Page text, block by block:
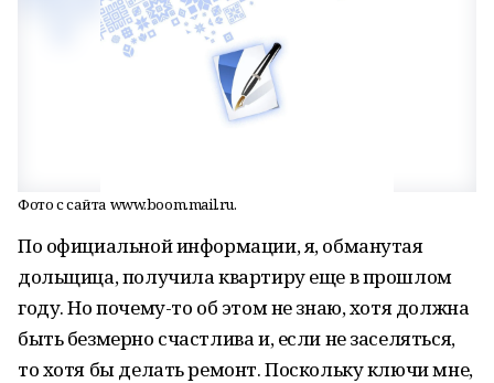
Фото с сайта www.boom.mail.ru.
По официальной информации, я, обманутая
дольщица, получила квартиру еще в прошлом
году. Но почему-то об этом не знаю, хотя должна
быть безмерно счастлива и, если не заселяться,
то хотя бы делать ремонт. Поскольку ключи мне,